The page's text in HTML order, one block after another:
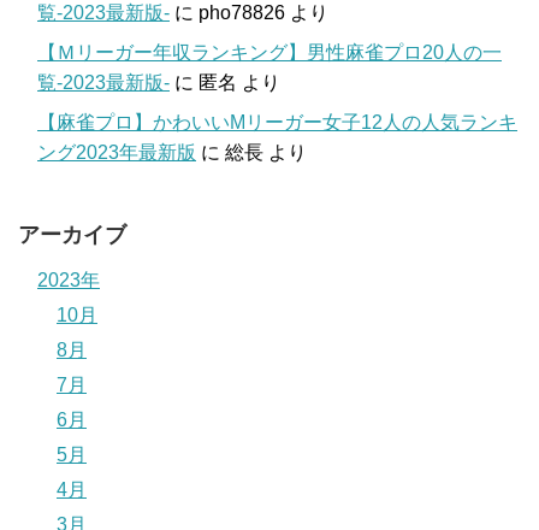
覧-2023最新版- に pho78826 より
【Ｍリーガー年収ランキング】男性麻雀プロ20人の一
覧-2023最新版- に 匿名 より
【麻雀プロ】かわいいMリーガー女子12人の人気ランキ
ング2023年最新版 に 総長 より
アーカイブ
2023年
10月
8月
7月
6月
5月
4月
3月